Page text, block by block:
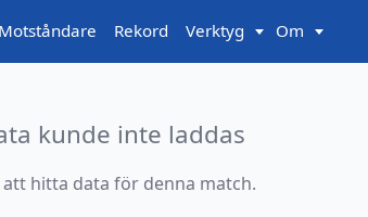
Motståndare Rekord Verktyg Om
kunde inte laddas
hitta data för denna match.